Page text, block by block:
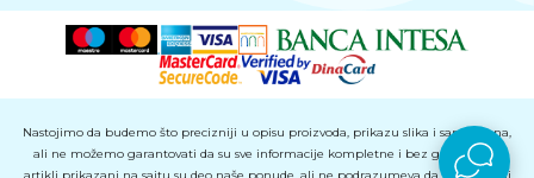
Nastojimo da budemo što precizniji u opisu proizvoda, prikazu slika i samih cena,
ali ne možemo garantovati da su sve informacije kompletne i bez grešaka. Svi